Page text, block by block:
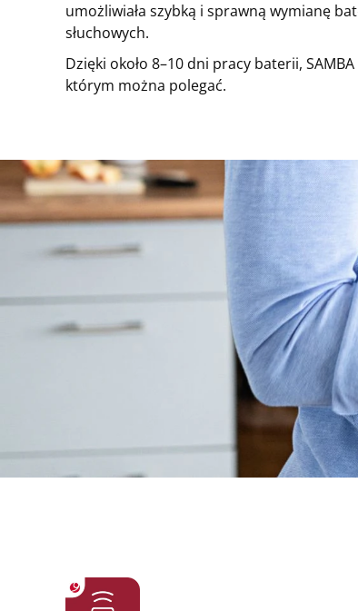
umożliwiała szybką i sprawną wymianę
słuchowych.
Dzięki około 8–10 dni pracy baterii,
którym można polegać.